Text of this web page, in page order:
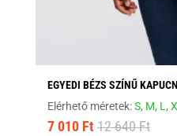
EGYEDI BÉZS SZÍNŰ
Elérhető méretek:S, M, L,
7 010 Ft 12 640 Ft